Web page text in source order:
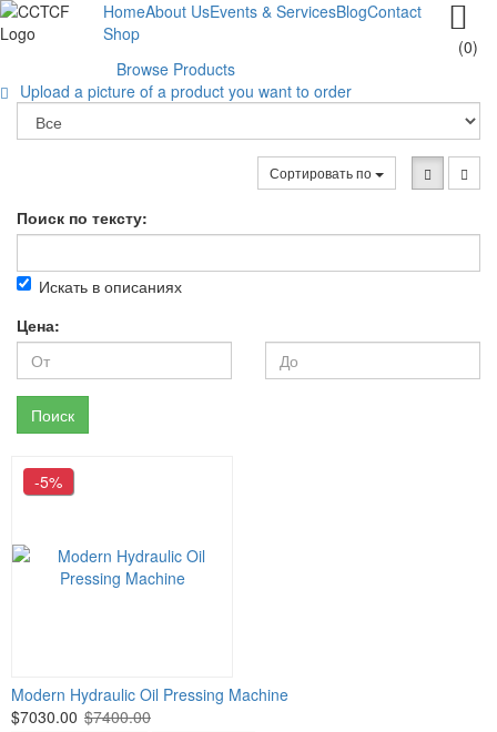
HomeAbout UsEvents & ServicesBlogContact
Shop

(0)
Browse Products
 Upload a picture of a product you want to order
Creative & high quality fashion
Huge sale on perfumes
Men's Fashion Collection
Сортировать по
Поиск по тексту:
Искать в описаниях
Цена:
Поиск
-5%
Modern Hydraulic Oil Pressing Machine
$7030.00 $7400.00